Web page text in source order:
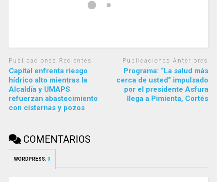
Publicaciones Recientes
Capital enfrenta riesgo
hídrico alto mientras la
Alcaldía y UMAPS
refuerzan abastecimiento
con cisternas y pozos
Publicaciones Anteriores
Programa: “La salud más
cerca de usted” impulsado
por el presidente Asfura
llega a Pimienta, Cortés
COMENTARIOS
WORDPRESS: 0